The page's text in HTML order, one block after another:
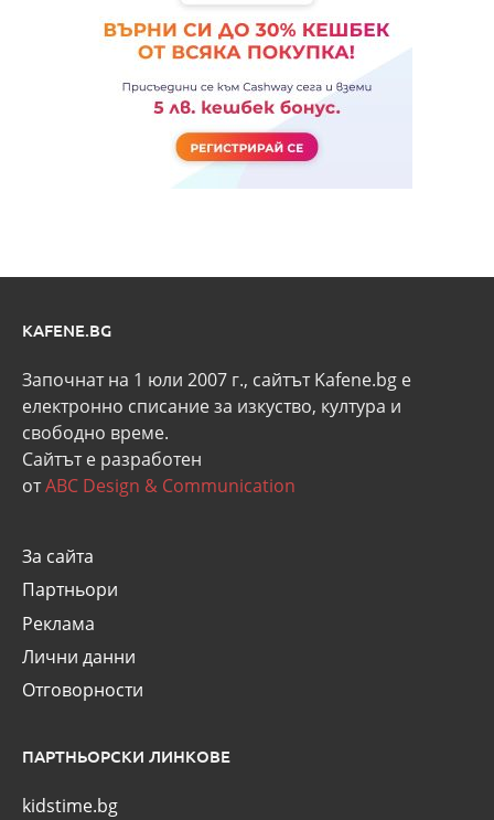
KAFENE.BG
Започнат на 1 юли 2007 г., сайтът Kafene.bg e
eлектронно списание за изкуство, култура и
свободно време.
Сайтът е разработен
отABC Design & Communication
За сайта
Партньори
Реклама
Лични данни
Отговорности
ПАРТНЬОРСКИ ЛИНКОВЕ
kidstime.bg